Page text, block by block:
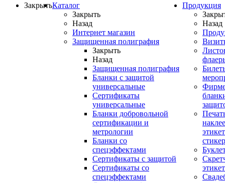
ЗакрытьКаталог
Закрыть
Назад
Интернет магазин
Защищенная полиграфия
Закрыть
Назад
Защищенная полиграфия
Бланки с защитой
универсальные
Сертификаты
универсальные
Бланки добровольной
сертификации и
метрологии
Бланки со
спецэффектами
Сертификаты с защитой
Сертификаты со
спецэффектами
Продукция
Назад